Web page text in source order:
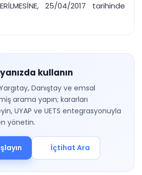
25/04/2017 tarihinde
kullanın
Danıştay ve emsal
arama yapın; kararları
UYAP ve UETS entegrasyonuyla
yönetin.
İçtihat Ara